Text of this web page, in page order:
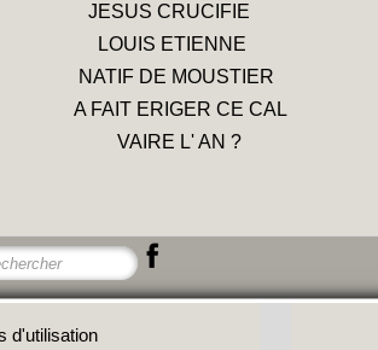
CRUCIFIE
ETIENNE
MOUSTIER
CE CAL
L' AN ?
d'utilisation